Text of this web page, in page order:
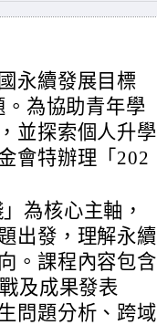
永續發展目標
。為協助青年學
並探索個人升學
會特辦理「202
為核心主軸，
出發，理解永續
。課程內容包含
及成果發表
問題分析、跨域